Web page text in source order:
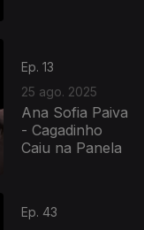
Ep. 13
25 ago. 2025
Ana Sofia Paiva
- Cagadinho
Caiu na Panela
Ep. 43